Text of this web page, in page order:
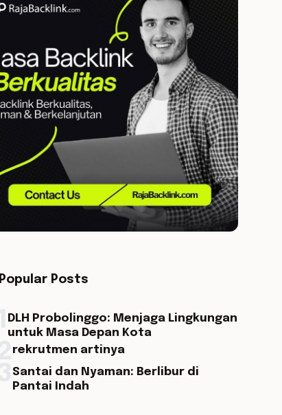
Popular Posts
DLH Probolinggo: Menjaga Lingkungan
untuk Masa Depan Kota
rekrutmen artinya
Santai dan Nyaman: Berlibur di
Pantai Indah